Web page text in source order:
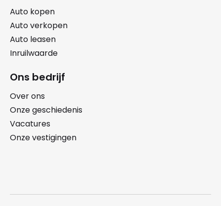
Auto kopen
Auto verkopen
Auto leasen
Inruilwaarde
Ons bedrijf
Over ons
Onze geschiedenis
Vacatures
Onze vestigingen